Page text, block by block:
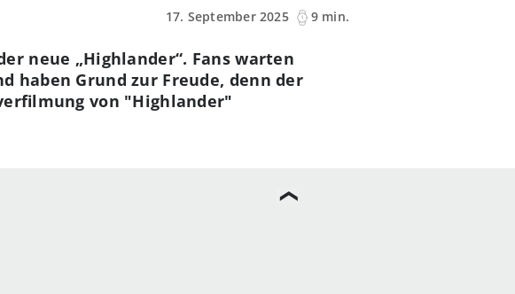
17. September 2025
9 min.
neue „Highlander“. Fans warten
haben Grund zur Freude, denn der
von "Highlander"